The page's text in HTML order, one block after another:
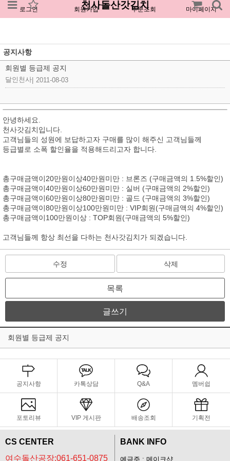
로그인 회원가입 주문조회 마이페이지
천사돌산갓김치
공지사항
회원별 등급제 공지
달인천사 2011-08-03
안녕하세요.
천사갓김치입니다.
고객님들의 성원에 보답하고자 구매를 많이 해주신 고객님들께
등급별로 소폭 할인율을 적용해드리고자 합니다.
총구매금액이20만원이상40만원미만 : 브론즈 (구매금액의 1.5%할인)
총구매금액이40만원이상60만원미만 : 실버 (구매금액의 2%할인)
총구매금액이60만원이상80만원미만 : 골드 (구매금액의 3%할인)
총구매금액이80만원이상100만원미만 : VIP회원(구매금액의 4%할인)
총구매금액이100만원이상 : TOP회원(구매금액의 5%할인)
고객님들께 항상 최선을 다하는 천사갓김치가 되겠습니다.
수정 삭제
목록
글쓰기
회원별 등급제 공지
공지사항 카톡상담 Q&A 멤버쉽
포토리뷰 VIP 게시판 배송조회 기획전
CS CENTER
여수돌산공장:061-651-0875
BANK INFO
예금주 : 메이크샵